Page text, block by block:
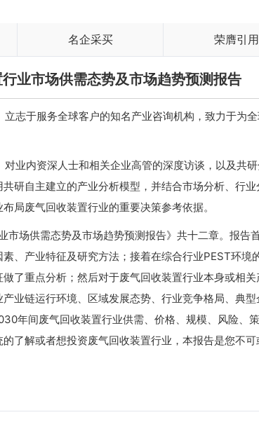
名企采买 荣膺引用
业市场供需态势及市场趋势预测报告
于服务全球客户的知名产业咨询机构，致力于为全
内资深人士和相关企业高管的深度访谈，以及共
研自主建立的产业分析模型，并结合市场分析、行业
局废气回收装置行业的重要决策参考依据。
供需态势及市场趋势预测报告》共十二章。报告
、产业特征及研究方法；接着在综合行业PEST环境
了重点分析；然后对于废气回收装置行业本身或相关
业链运行环境、区域发展态势、行业竞争格局、典型
年间废气回收装置行业供需、价格、规模、风险、
了解或者想投资废气回收装置行业，本报告是您不可